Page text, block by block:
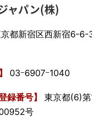
ャパン(株)
都新宿区西新宿6-6-
03ｰ6907ｰ1040
録番号】
東京都(6)
号